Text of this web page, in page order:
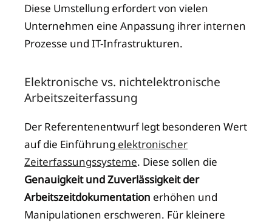
Diese Umstellung erfordert von vielen
Unternehmen eine Anpassung ihrer internen
Prozesse und IT-Infrastrukturen.
Elektronische vs. nichtelektronische
Arbeitszeiterfassung
Der Referentenentwurf legt besonderen Wert
auf die Einführung elektronischer
Zeiterfassungssysteme. Diese sollen die
Genauigkeit und Zuverlässigkeit der
Arbeitszeitdokumentation erhöhen und
Manipulationen erschweren. Für kleinere